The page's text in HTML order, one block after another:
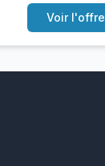
Voir l'offre